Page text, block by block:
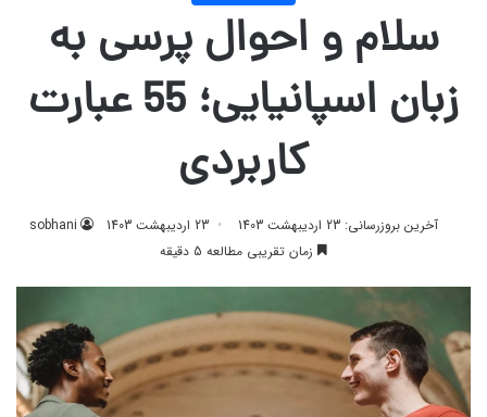
سلام و احوال پرسی به
زبان اسپانیایی؛ 55 عبارت
کاربردی
sobhani 23 اردیبهشت 1403
آخرین بروزرسانی: 23 اردیبهشت 1403
زمان تقریبی مطالعه 5 دقیقه